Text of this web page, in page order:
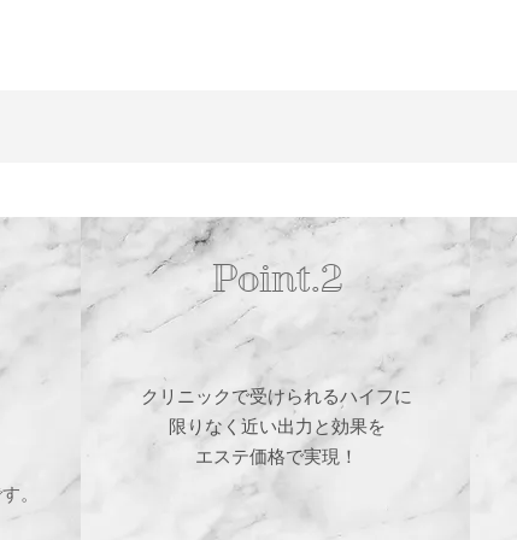
。
Point.2
クリニックで受けられるハイフに
限りなく近い出力と効果を
エステ価格で実現！